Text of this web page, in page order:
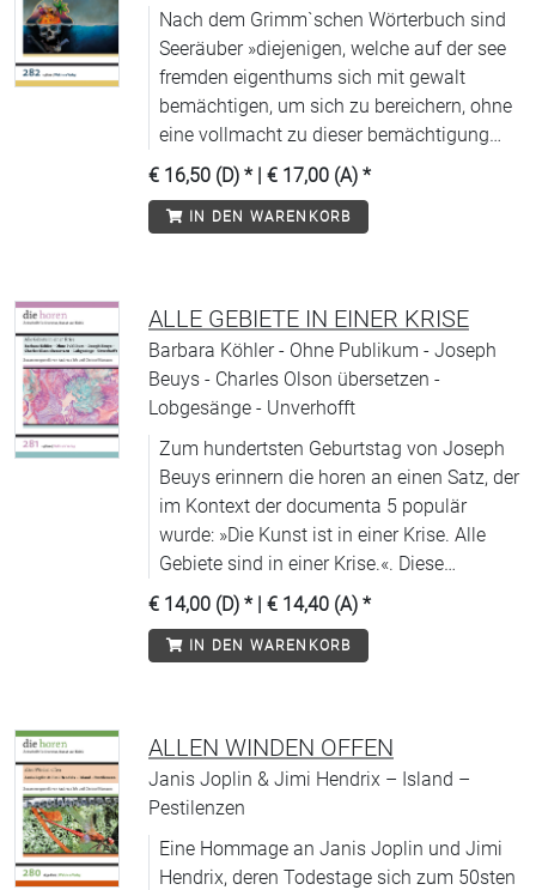
Nach dem Grimm`schen Wörterbuch sind
Seeräuber »diejenigen, welche auf der see
fremden eigenthums sich mit gewalt
bemächtigen, um sich zu bereichern, ohne
eine vollmacht zu dieser bemächtigung
von irgend einem staate zu haben«.
Piraten, Corsaren und in gewissem Maße
Freibeuter sind andere synonyme
Verwegenheit, der Abenteuerlust. Sie
durchsegeln seit Jahrhunderten die
Kinderzimmer mit all ihren Träumen, füllen
Bibliotheken und Kinosäle. Das Meer wird
zum gesellschaftsfreien Raum, in den sich
die Seeräuber-Jenny ebenso
hinausphantasiert wie später all jene, die
sich durch die »Konsumgesellschaft« einer
»extremen Vereinheitlichung« unterworfen
sehen wie P.P. Pasolini in seinen
Freibeuterschriften. Die Piraterie-horen
suchen all jene kritischen, romantischen,
heterotopen Schiffsplanken und
einer großen Verführung: »Ich wünsch`
mich dahin zurück, wo`s nach vorne geht
[…] Wo wir sind, ist immer Libertatia« (Ja,
€ 16,50 (D) * | € 17,00 (A) *
IN DEN WARENKORB
ALLE GEBIETE IN EINER KRISE
Barbara Köhler - Ohne Publikum - Joseph
Beuys - Charles Olson übersetzen -
Lobgesänge - Unverhofft
Zum hundertsten Geburtstag von Joseph
Beuys erinnern die horen an einen Satz, der
im Kontext der documenta 5 populär
wurde: »Die Kunst ist in einer Krise. Alle
Gebiete sind in einer Krise.«. Diese
Beuys`sche Sentenz dient uns jedoch nur
als Denkfigur, die über dem Heft steht, nicht
als Leitmotiv der einzelnen Abschnitte
€ 14,00 (D) * | € 14,40 (A) *
IN DEN WARENKORB
ALLEN WINDEN OFFEN
Janis Joplin & Jimi Hendrix – Island –
Pestilenzen
Eine Hommage an Janis Joplin und Jimi
Hendrix, deren Todestage sich zum 50sten